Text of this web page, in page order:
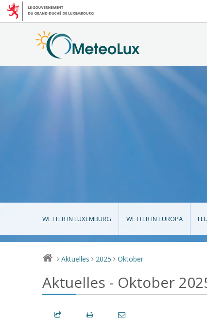
WETTER IN LUXEMBURG WETTER IN EUROPA
> Aktuelles > 2025 > Oktober
Aktuelles - Oktober